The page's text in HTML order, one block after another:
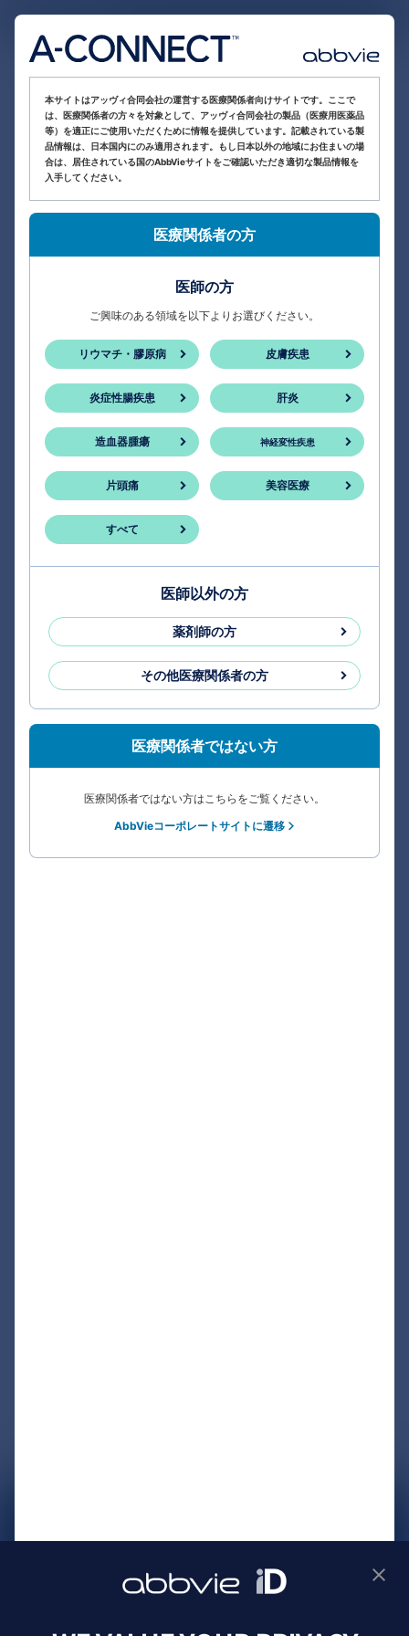
本サイトはアッヴィ合同会社の運営する医療関係者向けサイトです。ここで
は、医療関係者の方々を対象として、アッヴィ合同会社の製品（医療用医薬品
等）を適正にご使用いただくために情報を提供しています。記載されている製
品情報は、日本国内にのみ適用されます。もし日本以外の地域にお住まいの場
合は、居住されている国のAbbVieサイトをご確認いただき適切な製品情報を
入手してください。
医療関係者の方
医師の方
ご興味のある領域を以下よりお選びください。
リウマチ・膠原病 皮膚疾患
炎症性腸疾患 肝炎
造血器腫瘍 神経変性疾患
片頭痛 美容医療
すべて
医師以外の方
薬剤師の方
その他医療関係者の方
医療関係者ではない方
医療関係者ではない方はこちらをご覧ください。
AbbVieコーポレートサイトに遷移
プライバシーポリシー